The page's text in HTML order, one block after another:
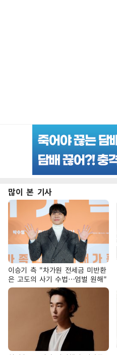
많이 본 기사
이승기 측 "차가원 전세금 미반환
은 고도의 사기 수법…엄벌 원해"